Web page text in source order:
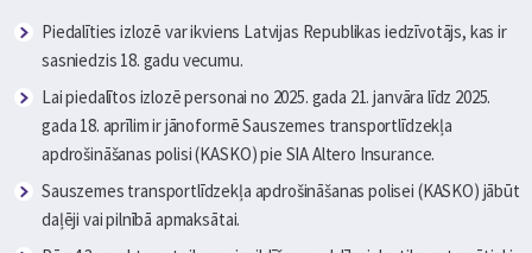
Piedalīties izlozē var ikviens Latvijas Republikas iedzīvotājs, kas ir
sasniedzis 18. gadu vecumu.
Lai piedalītos izlozē personai no 2025. gada 21. janvāra līdz 2025.
gada 18. aprīlim ir jānoformē Sauszemes transportlīdzekļa
apdrošināšanas polisi (KASKO) pie SIA Altero Insurance.
Sauszemes transportlīdzekļa apdrošināšanas polisei (KASKO) jābūt
daļēji vai pilnībā apmaksātai.